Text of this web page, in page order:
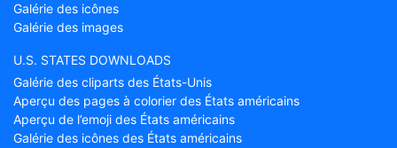
Galérie des icônes
Galérie des images
U.S. STATES DOWNLOADS
Galérie des cliparts des États-Unis
Aperçu des pages à colorier des États américains
Aperçu de l’emoji des États américains
Galérie des icônes des États américains